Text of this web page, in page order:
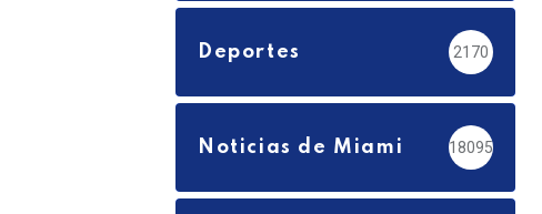
Deportes 2170
Noticias de Miami 18095